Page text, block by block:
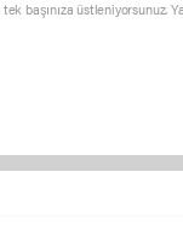
başınıza üstleniyorsunuz.